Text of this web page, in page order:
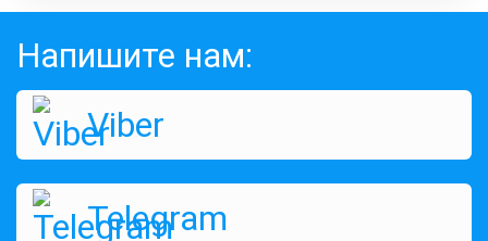
Напишите нам:
Viber
Telegram